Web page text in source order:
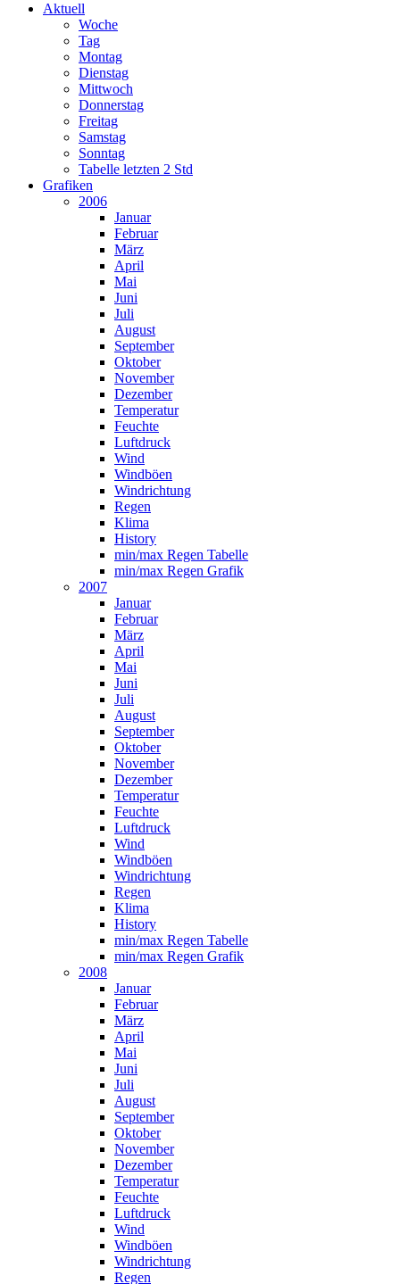
Aktuell
Woche
Tag
Montag
Dienstag
Mittwoch
Donnerstag
Freitag
Samstag
Sonntag
Tabelle letzten 2 Std
Grafiken
2006
Januar
Februar
März
April
Mai
Juni
Juli
August
September
Oktober
November
Dezember
Temperatur
Feuchte
Luftdruck
Wind
Windböen
Windrichtung
Regen
Klima
History
min/max Regen Tabelle
min/max Regen Grafik
2007
Januar
Februar
März
April
Mai
Juni
Juli
August
September
Oktober
November
Dezember
Temperatur
Feuchte
Luftdruck
Wind
Windböen
Windrichtung
Regen
Klima
History
min/max Regen Tabelle
min/max Regen Grafik
2008
Januar
Februar
März
April
Mai
Juni
Juli
August
September
Oktober
November
Dezember
Temperatur
Feuchte
Luftdruck
Wind
Windböen
Windrichtung
Regen